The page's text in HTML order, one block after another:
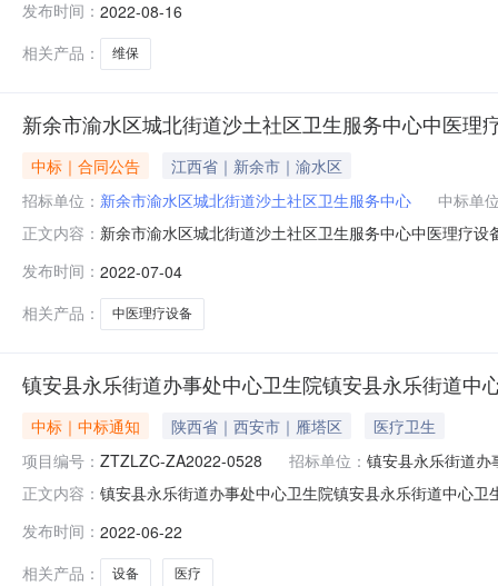
佳能医疗系统（中国）有限公司五、中标信息1、供应商
发布时间： 2022-08-16
相关产品：
维保
新余市渝水区城北街道沙土社区卫生服务中心中医理
中标｜合同公告
江西省｜新余市｜渝水区
招标单位： 新余市渝水区城北街道沙土社区卫生服务中心
中标单
正文内容： 新余市渝水区城北街道沙土社区卫生服务中心中医理疗
发布时间： 2022-07-04
相关产品：
中医理疗设备
镇安县永乐街道办事处中心卫生院镇安县永乐街道
中标｜中标通知 陕西省｜西安市｜雁塔区
医疗卫生
项目编号： ZTZLZC-ZA2022-0528 招标单位： 镇安县永乐街道办
正文内容： 镇安县永乐街道办事处中心卫生院镇安县永乐街道中心
￥174.489000万元（人民币）联系人及联系方式：项目
位联系方式19809
发布时间： 2022-06-22
相关产品：
设备 医疗